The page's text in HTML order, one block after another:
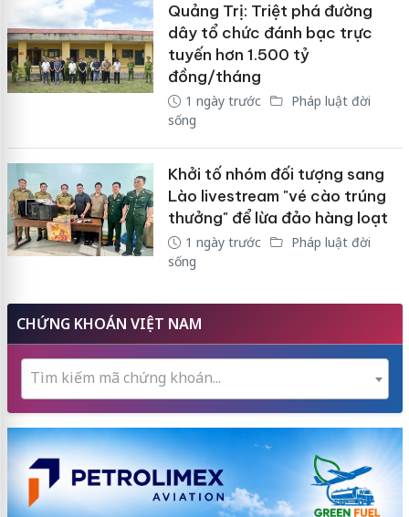
Quảng Trị: Triệt phá đường
dây tổ chức đánh bạc trực
tuyến hơn 1.500 tỷ
đồng/tháng
1 ngày trước
Pháp luật đời
sống
Khởi tố nhóm đối tượng sang
Lào livestream "vé cào trúng
thưởng" để lừa đảo hàng loạt
1 ngày trước
Pháp luật đời
sống
CHỨNG KHOÁN VIỆT NAM
Tìm kiếm mã chứng khoán...